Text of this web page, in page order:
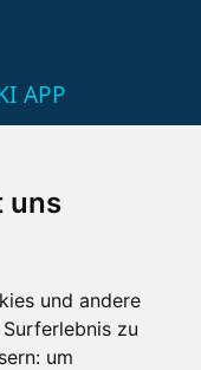
uns
und andere
zu
um
APP